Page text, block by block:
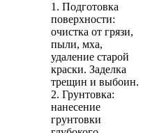
1. Подготовка
поверхности:
очистка от грязи,
пыли, мха,
удаление старой
краски. Заделка
трещин и выбоин.
2. Грунтовка:
нанесение
грунтовки